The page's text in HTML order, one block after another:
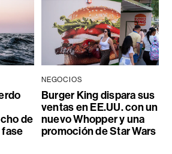
de
fase
NEGOCIOS
Burger King dispara sus
ventas en EE.UU. con un
nuevo Whopper y una
promoción de Star Wars